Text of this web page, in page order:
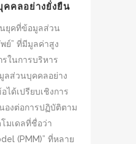
คลอย่างยั่งยืน
นยุคที่ข้อมูลส่วน
ย์” ที่มีมูลค่าสูง
ในการบริหาร
ลส่วนบุคคลอย่าง
ได้เปรียบเชิงการ
องต่อการปฏิบัติตาม
มเดลที่ชื่อว่า
(PMM)” ที่หลาย